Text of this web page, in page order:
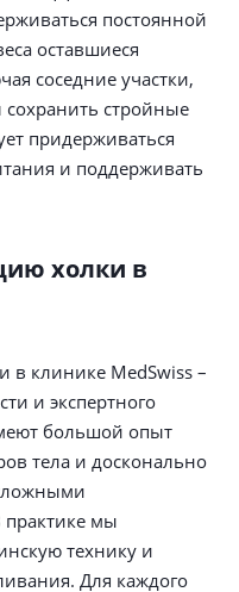
постоянной
оставшиеся
соседние участки,
сохранить стройные
придерживаться
и поддерживать
холки в
в клинике MedSwiss –
и экспертного
большой опыт
тела и досконально
практике мы
технику и
Для каждого